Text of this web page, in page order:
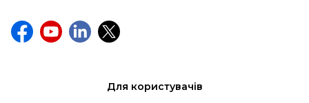
Для користувачів